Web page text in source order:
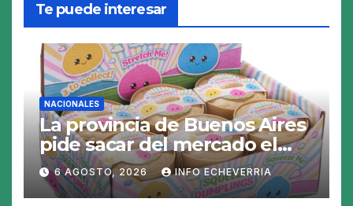
Te puede interesar
NACIONALES
La provincia de Buenos Aires
pide sacar del mercado el
«Squeezy Dumpling», un
juguete «tóxico»
6 AGOSTO, 2026 INFO ECHEVERRIA